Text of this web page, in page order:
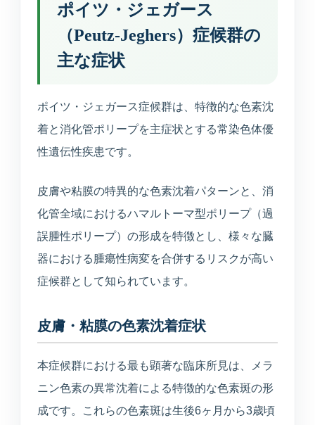
訪問診療・訪問看護
施設入居者中心・24時間365日を意識した連携
介護・施設
介護サービス・施設案内
各施設の特徴と空室状況
現在の空き状況を見る
入居相談室
入居相談・サービス相談
ポイツ・ジェガース
（Peutz-Jeghers）症候群の
主な症状
ポイツ・ジェガース症候群は、特徴的な色素沈
着と消化管ポリープを主症状とする常染色体優
性遺伝性疾患です。
皮膚や粘膜の特異的な色素沈着パターンと、消
化管全域におけるハマルトーマ型ポリープ（過
誤腫性ポリープ）の形成を特徴とし、様々な臓
器における腫瘍性病変を合併するリスクが高い
症候群として知られています。
皮膚・粘膜の色素沈着症状
本症候群における最も顕著な臨床所見は、メラ
ニン色素の異常沈着による特徴的な色素斑の形
成です。これらの色素斑は生後6ヶ月から3歳頃